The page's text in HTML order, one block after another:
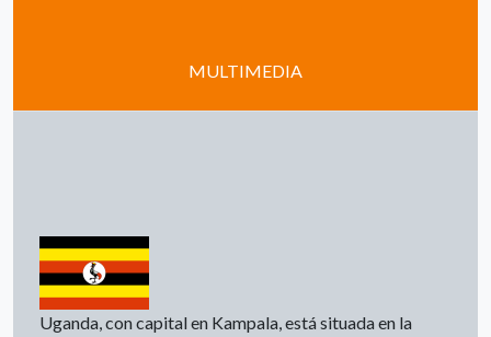
MULTIMEDIA
Uganda, con capital en Kampala, está situada en la